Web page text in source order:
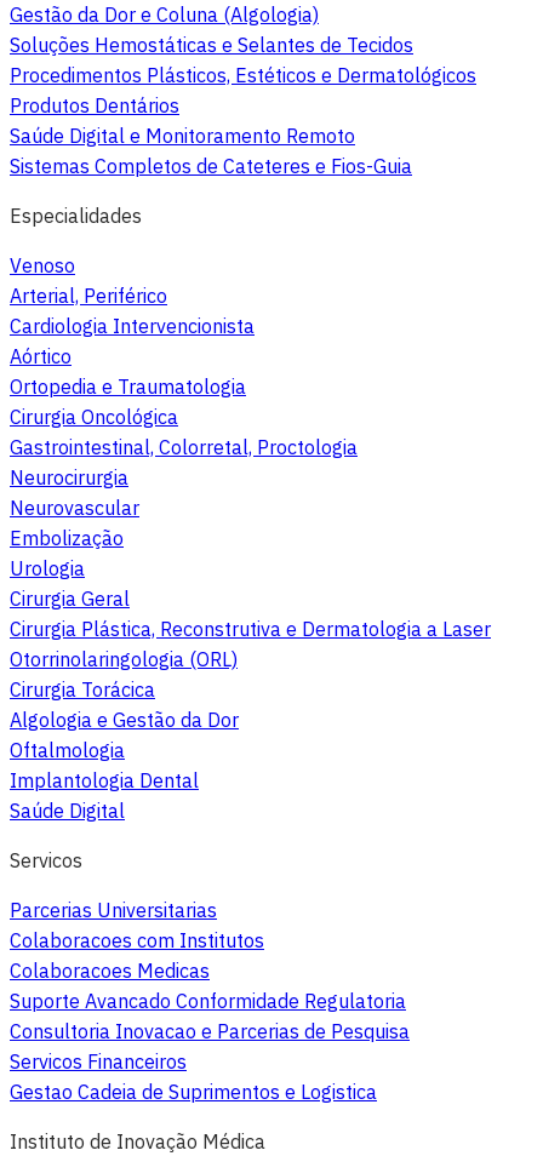
Gestão da Dor e Coluna (Algologia)
Soluções Hemostáticas e Selantes de Tecidos
Procedimentos Plásticos, Estéticos e Dermatológicos
Produtos Dentários
Saúde Digital e Monitoramento Remoto
Sistemas Completos de Cateteres e Fios-Guia
Especialidades
Venoso
Arterial, Periférico
Cardiologia Intervencionista
Aórtico
Ortopedia e Traumatologia
Cirurgia Oncológica
Gastrointestinal, Colorretal, Proctologia
Neurocirurgia
Neurovascular
Embolização
Urologia
Cirurgia Geral
Cirurgia Plástica, Reconstrutiva e Dermatologia a Laser
Otorrinolaringologia (ORL)
Cirurgia Torácica
Algologia e Gestão da Dor
Oftalmologia
Implantologia Dental
Saúde Digital
Servicos
Parcerias Universitarias
Colaboracoes com Institutos
Colaboracoes Medicas
Suporte Avancado Conformidade Regulatoria
Consultoria Inovacao e Parcerias de Pesquisa
Servicos Financeiros
Gestao Cadeia de Suprimentos e Logistica
Instituto de Inovação Médica